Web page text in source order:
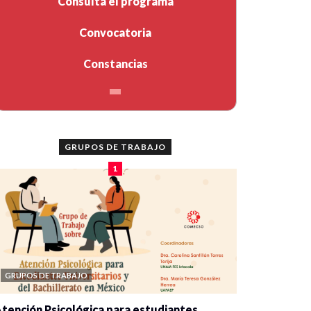
Convocatoria
Constancias
GRUPOS DE TRABAJO
1
GRUPOS DE TRABAJO